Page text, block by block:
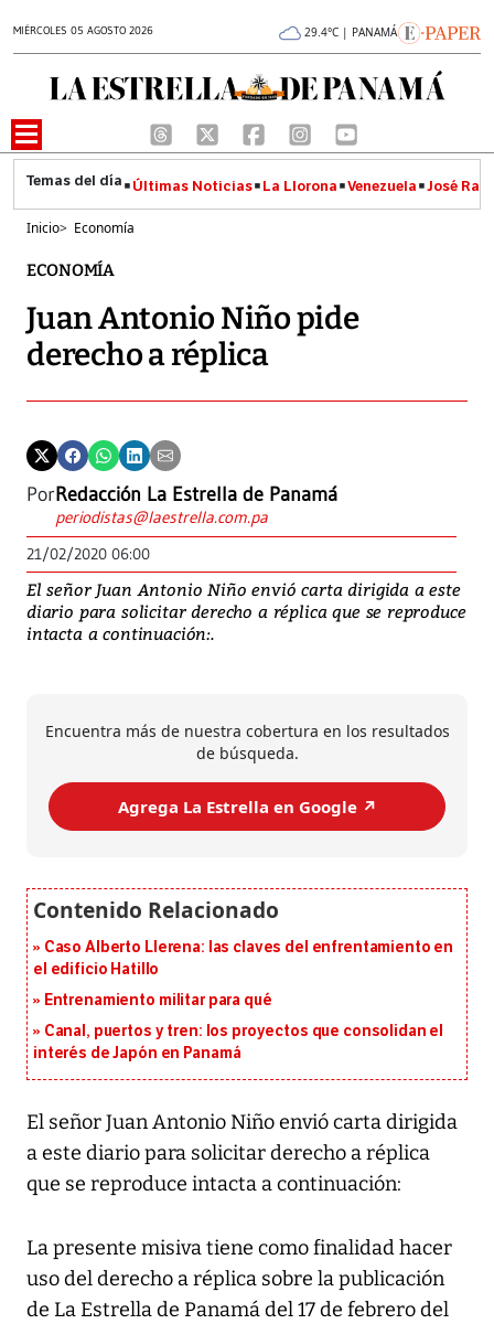
MIÉRCOLES 05 AGOSTO 2026 29.4°C | PANAMÁ
Últimas Noticias La Llorona Venezuela José
Inicio> Economía
ECONOMÍA
Juan Antonio Niño pide
derecho a réplica
PorRedacción La Estrella de Panamá
periodistas@laestrella.com.pa
21/02/2020 06:00
El señor Juan Antonio Niño envió carta dirigida a este
diario para solicitar derecho a réplica que se reproduce
intacta a continuación:.
Encuentra más de nuestra cobertura en los resultados
de búsqueda.
Agrega La Estrella en Google ↗️
Caso Alberto Llerena: las claves del enfrentamiento en
el edificio Hatillo
Entrenamiento militar para qué
Canal, puertos y tren: los proyectos que consolidan el
interés de Japón en Panamá
El señor Juan Antonio Niño envió carta dirigida
a este diario para solicitar derecho a réplica
que se reproduce intacta a continuación:
La presente misiva tiene como finalidad hacer
uso del derecho a réplica sobre la publicación
de La Estrella de Panamá del 17 de febrero del